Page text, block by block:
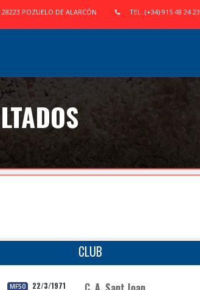
POZUELO DE ALARCÓN TEL: (+34) 915 48 24 23
CLUB
MF50 22/3/1971